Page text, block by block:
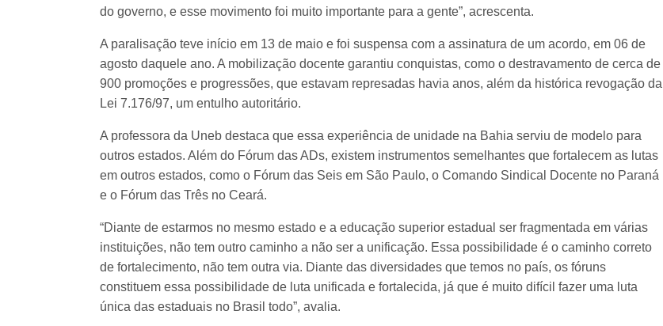
do governo, e esse movimento foi muito importante para a gente”, acrescenta.
A paralisação teve início em 13 de maio e foi suspensa com a assinatura de um acordo, em 06 de
agosto daquele ano. A mobilização docente garantiu conquistas, como o destravamento de cerca de
900 promoções e progressões, que estavam represadas havia anos, além da histórica revogação da
Lei 7.176/97, um entulho autoritário.
A professora da Uneb destaca que essa experiência de unidade na Bahia serviu de modelo para
outros estados. Além do Fórum das ADs, existem instrumentos semelhantes que fortalecem as lutas
em outros estados, como o Fórum das Seis em São Paulo, o Comando Sindical Docente no Paraná
e o Fórum das Três no Ceará.
“Diante de estarmos no mesmo estado e a educação superior estadual ser fragmentada em várias
instituições, não tem outro caminho a não ser a unificação. Essa possibilidade é o caminho correto
de fortalecimento, não tem outra via. Diante das diversidades que temos no país, os fóruns
constituem essa possibilidade de luta unificada e fortalecida, já que é muito difícil fazer uma luta
única das estaduais no Brasil todo”, avalia.